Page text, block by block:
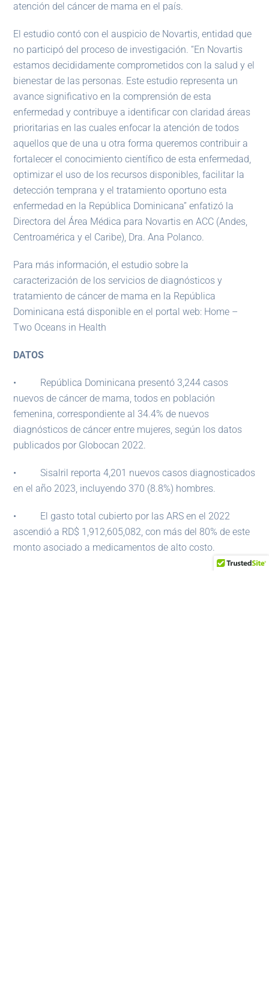
atención del cáncer de mama en el país.
El estudio contó con el auspicio de Novartis, entidad que
no participó del proceso de investigación. “En Novartis
estamos decididamente comprometidos con la salud y el
bienestar de las personas. Este estudio representa un
avance significativo en la comprensión de esta
enfermedad y contribuye a identificar con claridad áreas
prioritarias en las cuales enfocar la atención de todos
aquellos que de una u otra forma queremos contribuir a
fortalecer el conocimiento científico de esta enfermedad,
optimizar el uso de los recursos disponibles, facilitar la
detección temprana y el tratamiento oportuno esta
enfermedad en la República Dominicana” enfatizó la
Directora del Área Médica para Novartis en ACC (Andes,
Centroamérica y el Caribe), Dra. Ana Polanco.
Para más información, el estudio sobre la
caracterización de los servicios de diagnósticos y
tratamiento de cáncer de mama en la República
Dominicana está disponible en el portal web: Home –
Two Oceans in Health
DATOS
• República Dominicana presentó 3,244 casos
nuevos de cáncer de mama, todos en población
femenina, correspondiente al 34.4% de nuevos
diagnósticos de cáncer entre mujeres, según los datos
publicados por Globocan 2022.
• Sisalril reporta 4,201 nuevos casos diagnosticados
en el año 2023, incluyendo 370 (8.8%) hombres.
• El gasto total cubierto por las ARS en el 2022
ascendió a RD$ 1,912,605,082, con más del 80% de este
monto asociado a medicamentos de alto costo.